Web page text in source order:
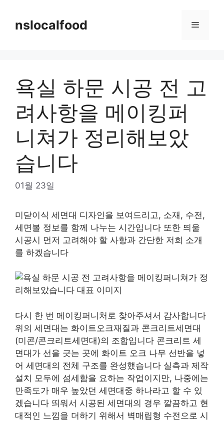
contentnslocalfood Menu
욕실 하문 시공 전 고
려사항을 메이킹퍼
니쳐가 정리해보았
습니다
01월 23일
미닫이식 세면대 디자인을 보여드리고, 소재, 수전,
세면볼 정보를 함께 나누는 시간입니다 또한 띄울
시공시 먼저 고려해야 할 사항과 간단한 저희 소개
를 하겠습니다
다시 한 번 메이킹퍼니처로 찾아주셔서 감사합니다
위의 세면대는 화이트오크재질과 콘크리트세면대
(미콘/콘크리트세면대)의 조합입니다 콘크리트 세
면대가 선을 긋는 곳에 화이트 오크 나무 선반을 넣
어 세면대의 전체 구조를 완성했습니다 실측과 제작
설치 모두에 섬세함을 요하는 작업이지만, 나중에는
만족도가 매우 높았던 세면대중 하나라고 할 수 있
겠습니다 띄워서 시공된 세면대의 경우 깔끔하고 현
대적인 느낌을 더하기 위해서 벽매립형 수전으로 시